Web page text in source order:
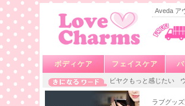
Aveda ア
ボディケア フェイスケア
ビヤクもっと感じたい
ラブグッ